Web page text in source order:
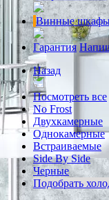
Винные
Гарантия
Назад
Посмотреть все
No Frost
Двухкамерные
Однокамерные
Встраиваемые
Side By Side
Черные
Подобрать